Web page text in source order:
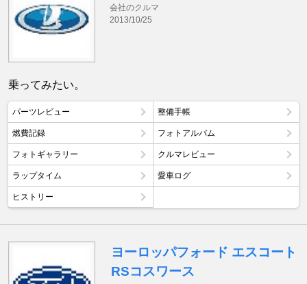
会社のクルマ
2013/10/25
乗ってみたい。
パーツレビュー 整備手帳
燃費記録 フォトアルバム
フォトギャラリー クルマレビュー
ラップタイム 愛車ログ
ヒストリー
ヨーロッパフォード エスコート
RSコスワース